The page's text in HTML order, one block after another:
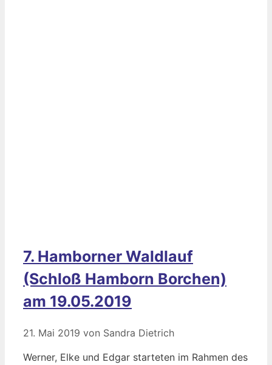
7. Hamborner Waldlauf
(Schloß Hamborn Borchen)
am 19.05.2019
21. Mai 2019 von Sandra Dietrich
Werner, Elke und Edgar starteten im Rahmen des